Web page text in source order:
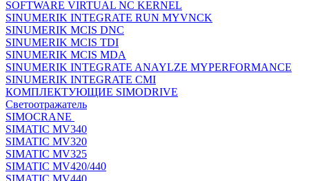
SOFTWARE VIRTUAL NC KERNEL
SINUMERIK INTEGRATE RUN MYVNCK
SINUMERIK MCIS DNC
SINUMERIK MCIS TDI
SINUMERIK MCIS MDA
SINUMERIK INTEGRATE ANAYLZE MYPERFORMANCE
SINUMERIK INTEGRATE CMI
КОМПЛЕКТУЮЩИЕ SIMODRIVE
Светоотражатель
SIMOCRANE
SIMATIC MV340
SIMATIC MV320
SIMATIC MV325
SIMATIC MV420/440
SIMATIC MV440